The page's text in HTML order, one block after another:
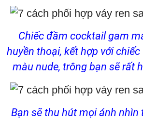
Chiếc đầm cocktail gam
huyền thoại, kết hợp với
màu nude, trông bạn sẽ rất
Bạn sẽ thu hút mọi ánh nhìn